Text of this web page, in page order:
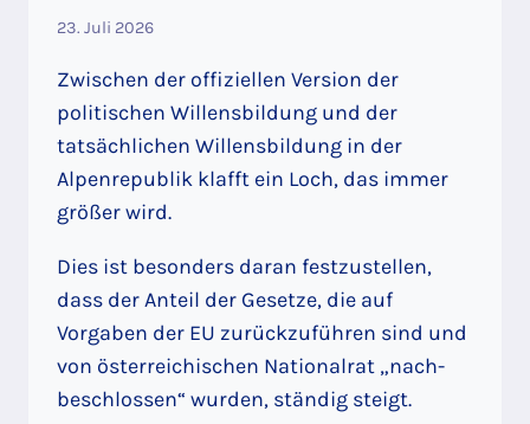
23. Juli 2026
Zwischen der offiziellen Version der
politischen Willensbildung und der
tatsächlichen Willensbildung in der
Alpenrepublik klafft ein Loch, das immer
größer wird.
Dies ist besonders daran festzustellen,
dass der Anteil der Gesetze, die auf
Vorgaben der EU zurückzuführen sind und
von österreichischen Nationalrat „nach-
beschlossen“ wurden, ständig steigt.